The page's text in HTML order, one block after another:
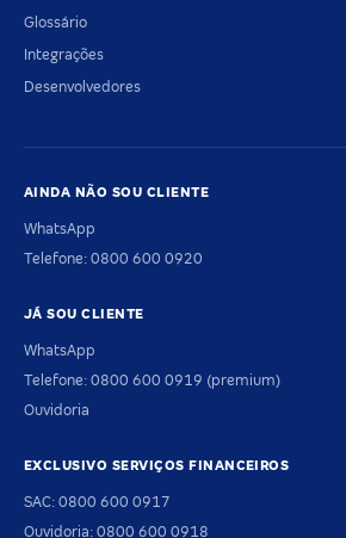
Glossário
Integrações
Desenvolvedores
AINDA NÃO SOU CLIENTE
WhatsApp
Telefone: 0800 600 0920
JÁ SOU CLIENTE
WhatsApp
Telefone: 0800 600 0919 (premium)
Ouvidoria
EXCLUSIVO SERVIÇOS FINANCEIROS
SAC: 0800 600 0917
Ouvidoria: 0800 600 0918